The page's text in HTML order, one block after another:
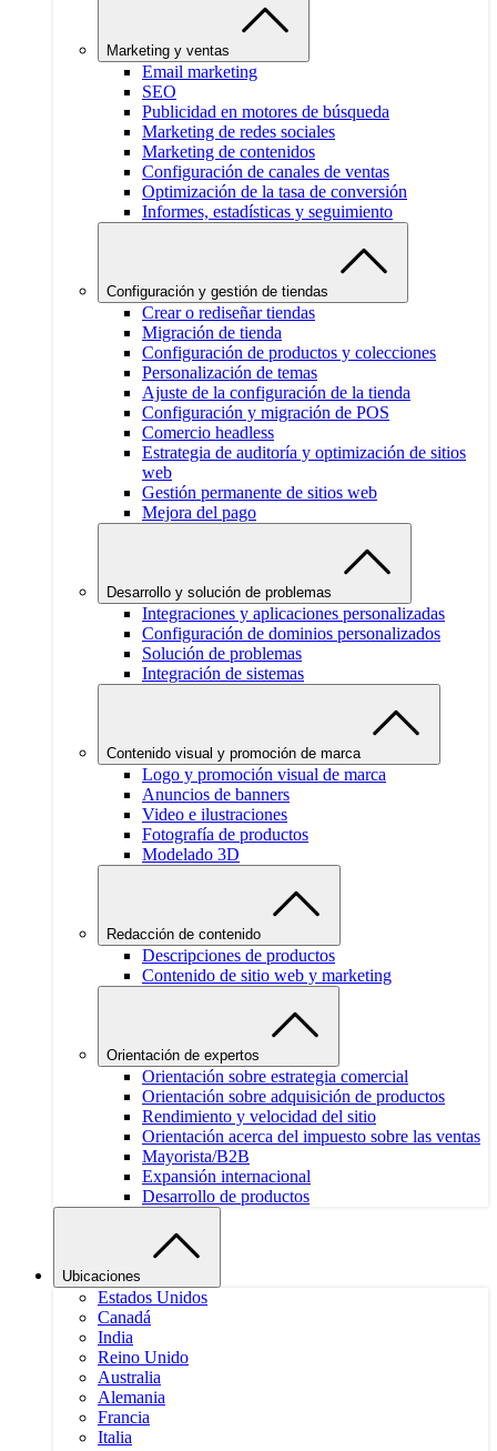
Marketing y ventas
Email marketing
SEO
Publicidad en motores de búsqueda
Marketing de redes sociales
Marketing de contenidos
Configuración de canales de ventas
Optimización de la tasa de conversión
Informes, estadísticas y seguimiento
Configuración y gestión de tiendas
Crear o rediseñar tiendas
Migración de tienda
Configuración de productos y colecciones
Personalización de temas
Ajuste de la configuración de la tienda
Configuración y migración de POS
Comercio headless
Estrategia de auditoría y optimización de sitios
web
Gestión permanente de sitios web
Mejora del pago
Desarrollo y solución de problemas
Integraciones y aplicaciones personalizadas
Configuración de dominios personalizados
Solución de problemas
Integración de sistemas
Contenido visual y promoción de marca
Logo y promoción visual de marca
Anuncios de banners
Video e ilustraciones
Fotografía de productos
Modelado 3D
Redacción de contenido
Descripciones de productos
Contenido de sitio web y marketing
Orientación de expertos
Orientación sobre estrategia comercial
Orientación sobre adquisición de productos
Rendimiento y velocidad del sitio
Orientación acerca del impuesto sobre las ventas
Mayorista/B2B
Expansión internacional
Desarrollo de productos
Ubicaciones
Estados Unidos
Canadá
India
Reino Unido
Australia
Alemania
Francia
Italia